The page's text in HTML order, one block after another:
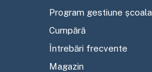
Program gestiune
Cumpără
Întrebări frecvente
Magazin